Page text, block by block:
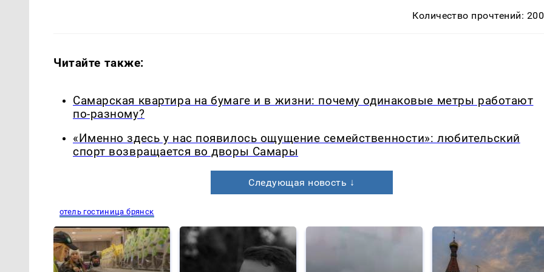
Количество прочтений:
Читайте также:
Самарская квартира на бумаге и в жизни: почему одинаковые метры работают
по-разному?
«Именно здесь у нас появилось ощущение семейственности»: любительский
спорт возвращается во дворы Самары
Следующая новость ↓
отель гостиница брянск